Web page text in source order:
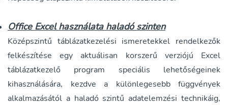
Office Excel használata haladó szinten
Középszintű táblázatkezelési ismeretekkel rendelkezők
felkészítése egy aktuálisan korszerű verziójú Excel
táblázatkezelő program speciális lehetőségeinek
kihasználására, kezdve a különlegesebb függvények
alkalmazásától a haladó szintű adatelemzési technikáig,